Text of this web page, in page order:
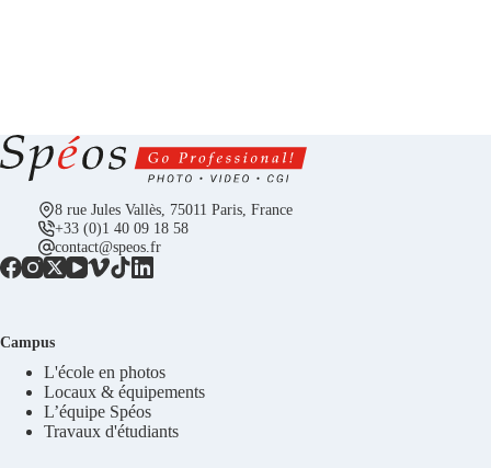
8 rue Jules Vallès, 75011 Paris, France
+33 (0)1 40 09 18 58
contact@speos.fr
Campus
L'école en photos
Locaux & équipements
L’équipe Spéos
Travaux d'étudiants